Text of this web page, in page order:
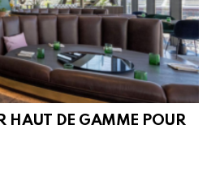
HAUT DE GAMME POUR